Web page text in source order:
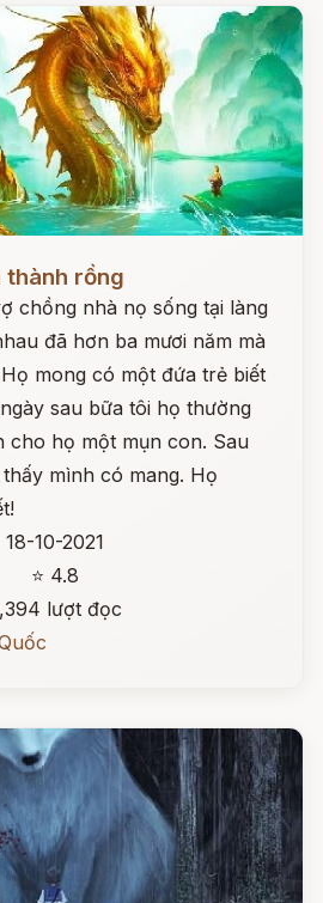
thành rồng
chồng nhà nọ sống tại làng
đã hơn ba mươi năm mà
mong có một đứa trẻ biết
sau bữa tôi họ thường
cho họ một mụn con. Sau
mình có mang. Họ
18-10-2021
⭐ 4.8
lượt đọc